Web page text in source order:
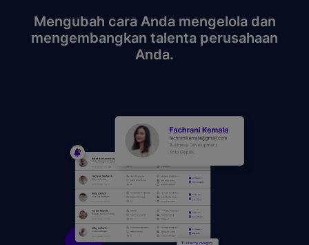
Mengubah cara Anda mengelola dan
mengembangkan talenta perusahaan
Anda.